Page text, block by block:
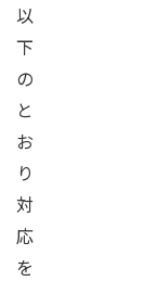
以
下
の
と
お
り
対
応
を